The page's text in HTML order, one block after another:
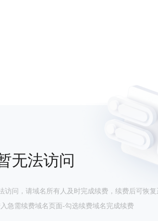
无法访问
访问，请域名所有人及时完成续费，续费后可恢复
急需续费域名页面-勾选续费域名完成续费